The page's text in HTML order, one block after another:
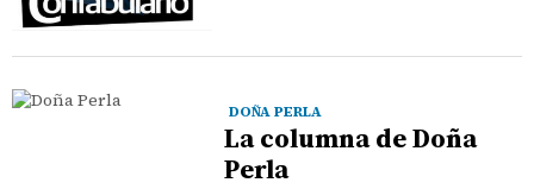
DOÑA PERLA
La columna de Doña
Perla